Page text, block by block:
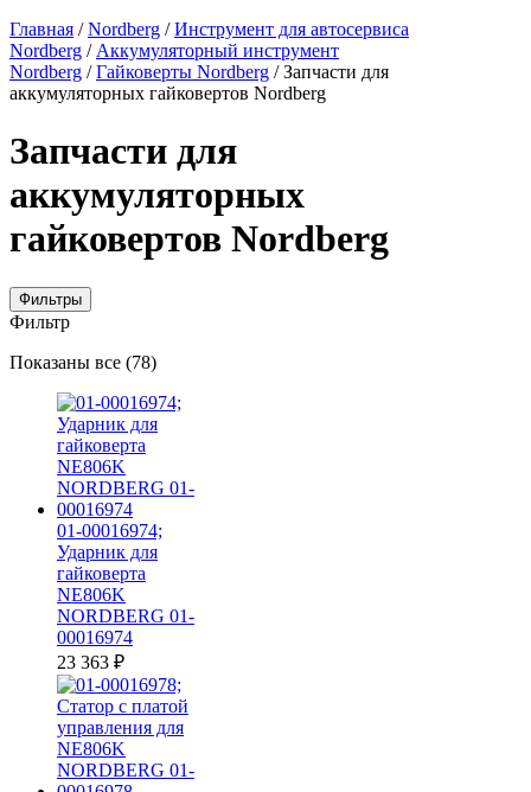
Главная /Nordberg /Инструмент для автосервиса
Nordberg / Аккумуляторный инструмент
Nordberg /Гайковерты Nordberg / Запчасти для
аккумуляторных гайковертов Nordberg
Запчасти для
аккумуляторных
гайковертов Nordberg
Фильтры
Фильтр
Показаны все (78)Цены:
убыванию
01-00016974;
Ударник для
гайковерта
NE806K
NORDBERG 01-
00016974
23 363 ₽